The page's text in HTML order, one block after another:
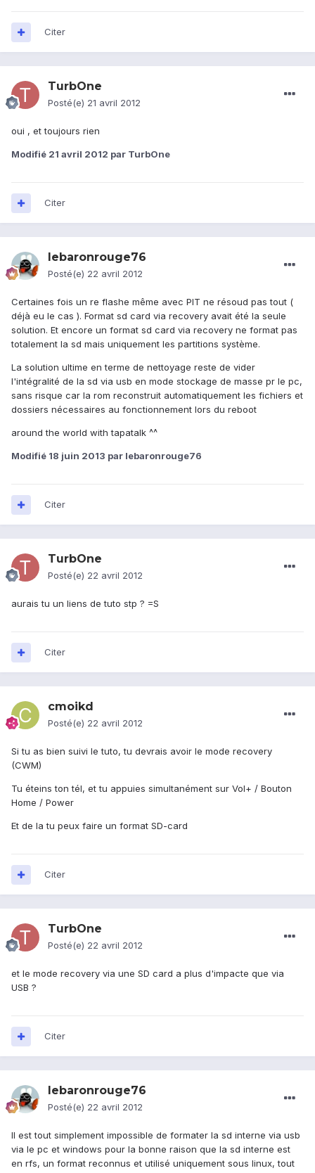
Citer
TurbOne
Posté(e) 21 avril 2012
oui , et toujours rien
Modifié 21 avril 2012 par TurbOne
Citer
lebaronrouge76
Posté(e) 22 avril 2012
Certaines fois un re flashe même avec PIT ne résoud pas tout (
déjà eu le cas ). Format sd card via recovery avait été la seule
solution. Et encore un format sd card via recovery ne format pas
totalement la sd mais uniquement les partitions système.
La solution ultime en terme de nettoyage reste de vider
l'intégralité de la sd via usb en mode stockage de masse pr le pc,
sans risque car la rom reconstruit automatiquement les fichiers et
dossiers nécessaires au fonctionnement lors du reboot
around the world with tapatalk ^^
Modifié 18 juin 2013 par lebaronrouge76
Citer
TurbOne
Posté(e) 22 avril 2012
aurais tu un liens de tuto stp ? =S
Citer
cmoikd
Posté(e) 22 avril 2012
Si tu as bien suivi le tuto, tu devrais avoir le mode recovery
(CWM)
Tu éteins ton tél, et tu appuies simultanément sur Vol+ / Bouton
Home / Power
Et de la tu peux faire un format SD-card
Citer
TurbOne
Posté(e) 22 avril 2012
et le mode recovery via une SD card a plus d'impacte que via
USB ?
Citer
lebaronrouge76
Posté(e) 22 avril 2012
Il est tout simplement impossible de formater la sd interne via usb
via le pc et windows pour la bonne raison que la sd interne est
en rfs, un format reconnus et utilisé uniquement sous linux, tout